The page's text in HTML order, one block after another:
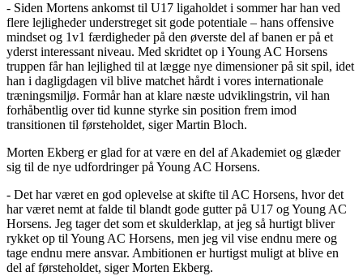
- Siden Mortens ankomst til U17 ligaholdet i sommer har han ved
flere lejligheder understreget sit gode potentiale – hans offensive
mindset og 1v1 færdigheder på den øverste del af banen er på et
yderst interessant niveau. Med skridtet op i Young AC Horsens
truppen får han lejlighed til at lægge nye dimensioner på sit spil, idet
han i dagligdagen vil blive matchet hårdt i vores internationale
træningsmiljø. Formår han at klare næste udviklingstrin, vil han
forhåbentlig over tid kunne styrke sin position frem imod
transitionen til førsteholdet, siger Martin Bloch.
Morten Ekberg er glad for at være en del af Akademiet og glæder
sig til de nye udfordringer på Young AC Horsens.
- Det har været en god oplevelse at skifte til AC Horsens, hvor det
har været nemt at falde til blandt gode gutter på U17 og Young AC
Horsens. Jeg tager det som et skulderklap, at jeg så hurtigt bliver
rykket op til Young AC Horsens, men jeg vil vise endnu mere og
tage endnu mere ansvar. Ambitionen er hurtigst muligt at blive en
del af førsteholdet, siger Morten Ekberg.